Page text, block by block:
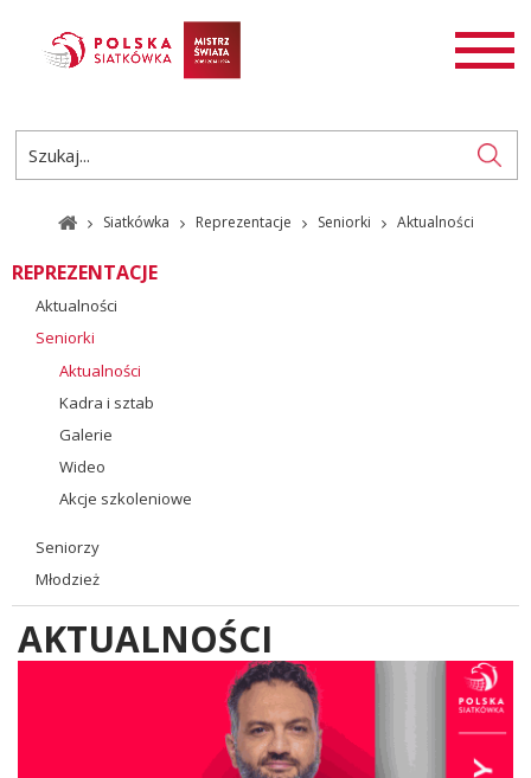
AKTUALNOŚCI
ROZGRYWKI
PL EN
Siatkówka Reprezentacje Seniorki Aktualności
REPREZENTACJE
Aktualności
Seniorki
Aktualności
Kadra i sztab
Galerie
Wideo
Akcje szkoleniowe
Seniorzy
Młodzież
AKTUALNOŚCI